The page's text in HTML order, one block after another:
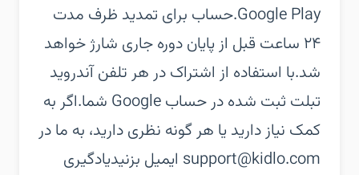
Google Play.‏حساب برای تمدید ظرف مدت
۲۴ ساعت قبل از پایان دوره جاری شارژ خواهد
شد.‏با استفاده از اشتراک در هر تلفن آندروید
تبلت ثبت شده در حساب Google شما.‏اگر به
کمک نیاز دارید یا هر گونه نظری دارید، به ما در
support@kidlo.com ایمیل بزنید‏یادگیری